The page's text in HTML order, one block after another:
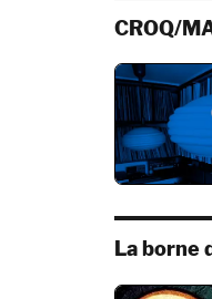
CROQ/
La borne